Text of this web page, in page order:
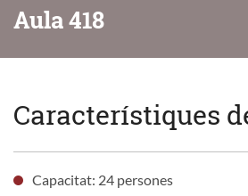
Aula 418
Característiques
Capacitat: 24 persones